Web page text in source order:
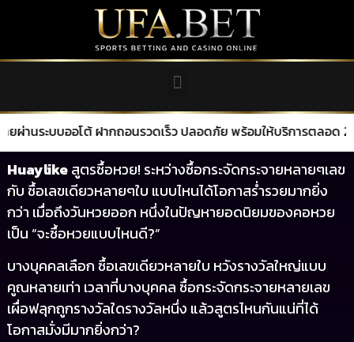
บออโต้ ฝากถอนรวดเร็ว ปลอดภัย พร้อมให้บริการตลอด 24 ชั่วโมง
Huaylikeสูตรซื้อหวย! ระหว่างซื้อกระจัดกระจายหลายๆเลข
กับ ซื้อเลขเดียวหลายๆใบ แบบไหนได้โอกาสร่ำรวยมากยิ่ง
กว่า เมื่อถึงวันหวยออก หนึ่งในปัญหายอดนิยมของคอหวย
เป็น “จะซื้อหวยแบบไหนดี?”
บางบุคคลเลือก ซื้อเลขเดียวหลายใบ หวังรางวัลใหญ่แบบ
คูณหลายเท่า เวลาที่บางบุคคล ซื้อกระจัดกระจายหลายเลข
เผื่อฟลุกถูกรางวัลใดรางวัลหนึ่ง แล้วสูตรไหนกันแน่ที่ได้
โอกาสมั่งมีมากยิ่งกว่า?